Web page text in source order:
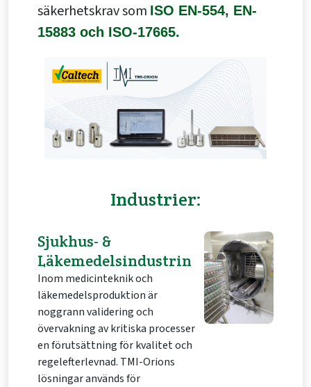
säkerhetskrav som ISO EN-554, EN-
15883 och ISO-17665.
Industrier:
Sjukhus- &
Läkemedelsindustrin
Inom medicinteknik och
läkemedelsproduktion är
noggrann validering och
övervakning av kritiska processer
en förutsättning för kvalitet och
regelefterlevnad. TMI-Orions
lösningar används för